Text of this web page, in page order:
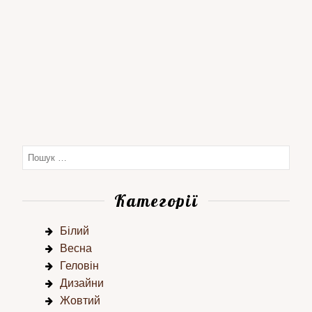
Категорії
Білий
Весна
Геловін
Дизайни
Жовтий